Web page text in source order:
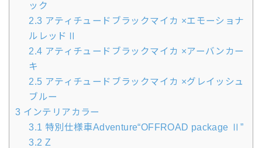
ック
2.3 アティチュードブラックマイカ ×エモーショナ
ルレッドⅡ
2.4 アティチュードブラックマイカ ×アーバンカー
キ
2.5 アティチュードブラックマイカ ×グレイッシュ
ブルー
3 インテリアカラー
3.1 特別仕様車Adventure“OFFROAD package Ⅱ”
3.2 Z